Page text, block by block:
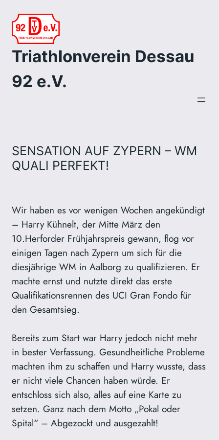
Zum
Inhalt
springen
Triathlonverein Dessau
92 e.V.
SENSATION AUF ZYPERN – WM
QUALI PERFEKT!
Wir haben es vor wenigen Wochen angekündigt
– Harry Kühnelt, der Mitte März den
10.Herforder Frühjahrspreis gewann, flog vor
einigen Tagen nach Zypern um sich für die
diesjährige WM in Aalborg zu qualifizieren. Er
machte ernst und nutzte direkt das erste
Qualifikationsrennen des UCI Gran Fondo für
den Gesamtsieg.
Bereits zum Start war Harry jedoch nicht mehr
in bester Verfassung. Gesundheitliche Probleme
machten ihm zu schaffen und Harry wusste, dass
er nicht viele Chancen haben würde. Er
entschloss sich also, alles auf eine Karte zu
setzen. Ganz nach dem Motto „Pokal oder
Spital“ – Abgezockt und ausgezahlt!